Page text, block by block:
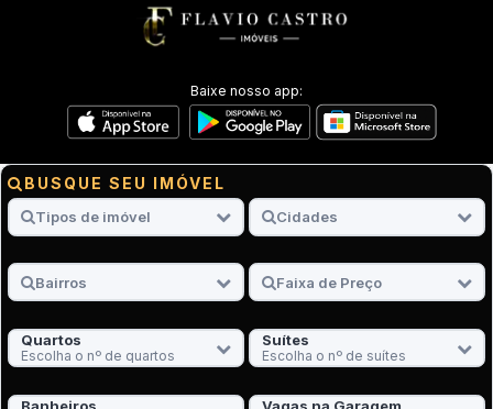
Baixe nosso app:
BUSQUE SEU IMÓVEL
Quartos
Escolha o nº de quartos
Suítes
Escolha o nº de suítes
Banheiros Vagas na Garagem